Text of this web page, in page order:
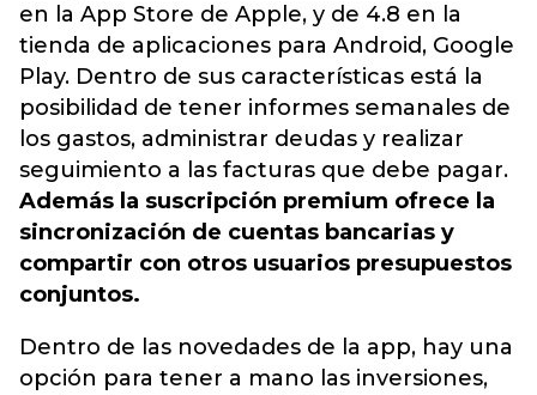
en la App Store de Apple, y de 4.8 en la
tienda de aplicaciones para Android, Google
Play. Dentro de sus características está la
posibilidad de tener informes semanales de
los gastos, administrar deudas y realizar
seguimiento a las facturas que debe pagar.
Además la suscripción premium ofrece la
sincronización de cuentas bancarias y
compartir con otros usuarios presupuestos
conjuntos.
Dentro de las novedades de la app, hay una
opción para tener a mano las inversiones,